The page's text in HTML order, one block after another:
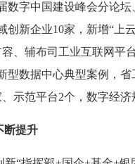
数字中国建设峰会分论
新企业10家，新增“上
、辅布司工业互联网
数据中心典型案例，
示范平台2个，数字经济
断提升